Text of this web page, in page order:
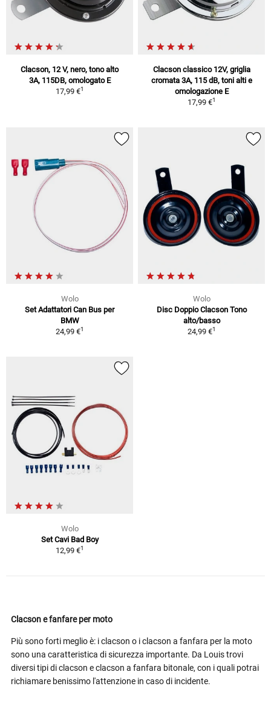
Clacson, 12 V, nero, tono alto
3A, 115DB, omologato E
17,99 €1
Clacson classico 12V, griglia
cromata 3A, 115 dB, toni alti e
omologazione E
17,99 €1
Wolo
Set Adattatori Can Bus per
BMW
24,99 €1
Wolo
Disc Doppio Clacson Tono
alto/basso
24,99 €1
Wolo
Set Cavi Bad Boy
12,99 €1
Clacson e fanfare per moto
Più sono forti meglio è: i clacson o i clacson a fanfara per la moto
sono una caratteristica di sicurezza importante. Da Louis trovi
diversi tipi di clacson e clacson a fanfara bitonale, con i quali potrai
richiamare benissimo l'attenzione in caso di incidente.